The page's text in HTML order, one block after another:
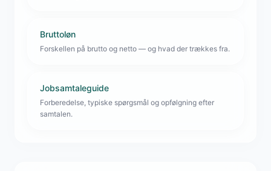
Bruttoløn
Forskellen på brutto og netto — og hvad der trækkes fra.
Jobsamtaleguide
Forberedelse, typiske spørgsmål og opfølgning efter
samtalen.